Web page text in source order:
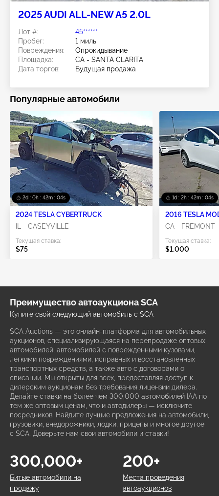
2025 AUDI ALL-NEW A5 2.0L
Лот #:
45******
Пробег:
1 миль
Повреждения:
Опрокидывание
Площадка:
CA - SANTA CLARITA
Дата торгов:
Будущая продажа
Популярные автомобили
2d : 0h : 42m : 04s
2024 TESLA CYBERTRUCK
IL - CASEYVILLE
Текущая ставка:
$75
1d : 2h : 42m : 04s
2016 TESLA
CA - FREMONT
Текущая ставка:
$1,000
Преимущество автоаукциона SCA
Купите свой следующий автомобиль с SCA
SCA Auctions — это онлайн-платформа для автомобильных
аукционов, специализирующаяся на перепродаже оптовых
автомобилей, автомобилей с поврежденными кузовами,
легкими повреждениями, исправных и восстановленных
транспортных средств, а также авто с договорами о
списании. Мы открыты для всех, предоставляя доступ к
дилерским аукционам без требования лицензии дилера.
Делайте ставки на более чем 300,000 автомобилей IAA по
тем же оптовым ценам, что и автодилеры — исключите
посредников. Найдите лучшие предложения на автомобили,
грузовики, внедорожники, лодки, прицепы и многое другое
с SCA. Доверьте нам свои автомобили и ставки!
Битые автомобили на
продажу
300,000+
Места проведения
автоаукционов
200+